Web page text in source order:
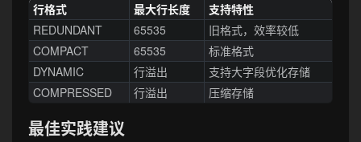
行格式 最大行长度
支持特性
REDUNDANT
65535
旧格式，效率较低
COMPACT
65535
标准格式
DYNAMIC
行溢出
支持大字段优化存储
COMPRESSED
行溢出 压缩存储
最佳实践建议